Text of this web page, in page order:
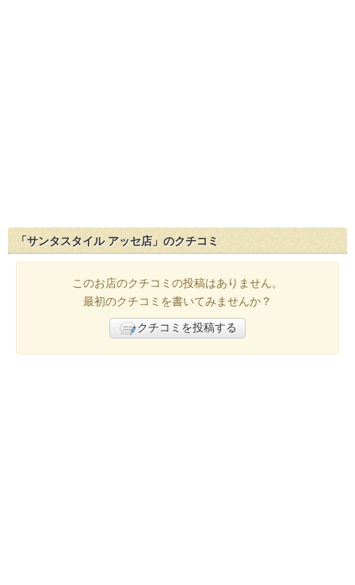
「サンタスタイル アッセ店」のクチコミ
このお店のクチコミの投稿はありません。
最初のクチコミを書いてみませんか？
クチコミを投稿する